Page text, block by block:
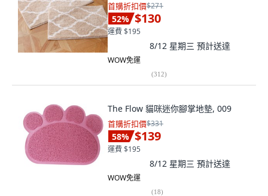
首購折扣價$271
52% $130
運費 $195
8/12 星期三 預計送達
WOW免運
(312)
The Flow 貓咪迷你腳掌地墊, 009
首購折扣價$331
58% $139
運費 $195
8/12 星期三 預計送達
WOW免運
(18)